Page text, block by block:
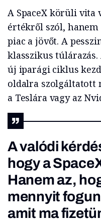
A SpaceX körüli vita
értékről szól,
piac a jövőt. A
klasszikus
új iparági ciklus
oldalra szolgáltatott
a Teslára vagy az
A valódi
hogy a
Hanem az,
mennyit
amit ma